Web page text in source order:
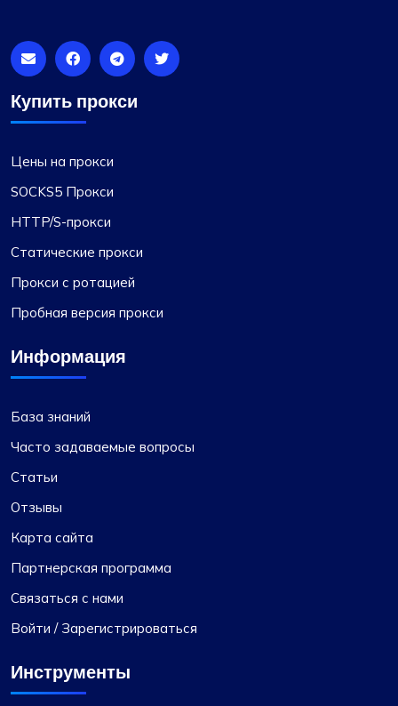
Грейс Бэбкок
Недавно перешел на Proxy Compass с…
Недавно перешел на Proxy Compass с
Переход прошел гладко, и их служба
поддержки клиентов, особенно Мария, была
невероятно полезна на протяжении всего
надежных соединений.
Изабелла Макклеллан
Неплохо
Поначалу я скептически относился к
широкими доступными опциями. Их прокси-
нужд развития. Желаю вашему бизнесу
успехов и роста!
Купить прокси
Цены на прокси
SOCKS5 Прокси
HTTP/S-прокси
Статические прокси
Прокси с ротацией
Пробная версия прокси
Информация
База знаний
Часто задаваемые вопросы
Статьи
Отзывы
Карта сайта
Партнерская программа
Связаться с нами
Войти / Зарегистрироваться
Инструменты